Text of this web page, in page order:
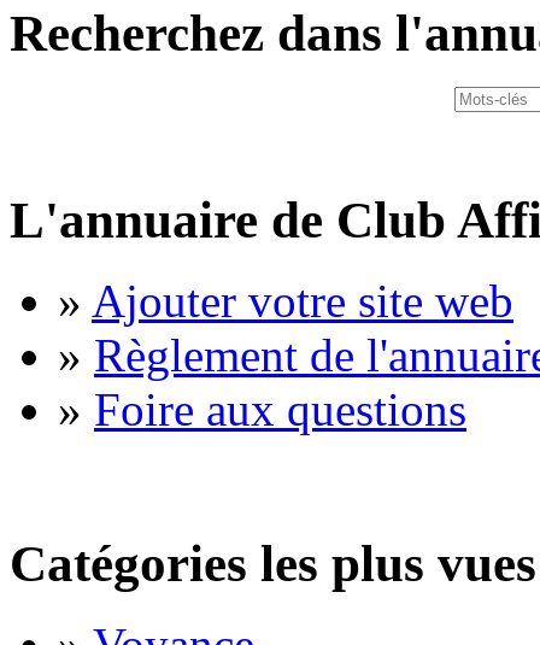
Recherchez dans
L'annuaire de Club
» Ajouter votre site web
» Règlement de
» Foire aux questions
Catégories les plus vues